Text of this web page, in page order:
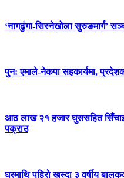
‘नागढुंगा-सिस्नेखोला सुरुङमार्ग’
पुन: एमाले-नेकपा सहकार्यमा,
आठ लाख २१ हजार घुससहित
पक्राउ
घरमाथि पहिरो खस्दा ३ वर्षीय